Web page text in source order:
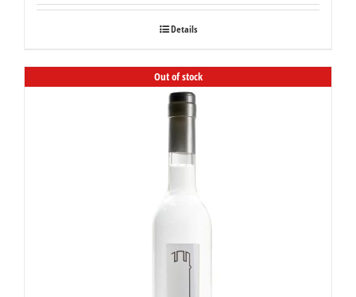
4,00€
Details
Out of stock